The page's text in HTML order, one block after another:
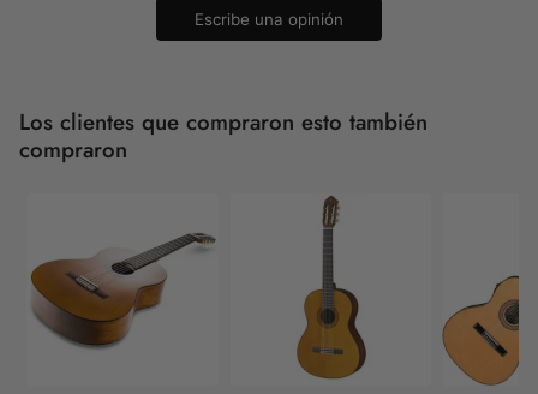
Escribe una opinión
Los clientes que compraron esto también
compraron